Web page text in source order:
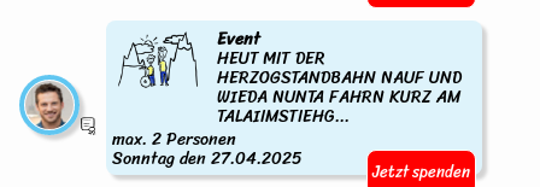
Event
HEUT MIT DER
HERZOGSTANDBAHN NAUF UND
WIEDA NUNTA FAHRN KURZ AM
TALAIIMSTIEHG...
max. 2 Personen
Sonntag den 27.04.2025 Jetzt spenden